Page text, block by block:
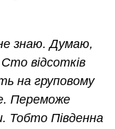
знаю. Думаю,
відсотків
на груповому
Переможе
Тобто Південна